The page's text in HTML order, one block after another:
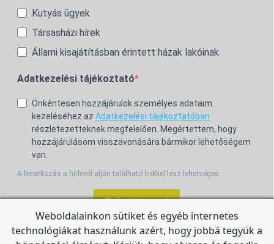
Kutyás ügyek
Társasházi hírek
Állami kisajátításban érintett házak lakóinak
Adatkezelési tájékoztató
Önkéntesen hozzájárulok személyes adataim
kezeléséhez az Adatkezelési tájékoztatóban
részletezetteknek megfelelően. Megértettem, hogy
hozzájárulásom visszavonására bármikor lehetőségem
van.
A leiratkozás a hírlevél alján található linkkel lesz lehetséges.
Feliratkozom!
Weboldalainkon sütiket és egyéb internetes
technológiákat használunk azért, hogy jobbá tegyük a